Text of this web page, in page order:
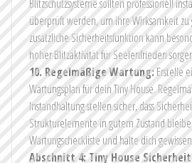
Blitzschutzsysteme sollten professionell
überprüft werden, um ihre Wirksamkeit zu
zusätzliche Sicherheitsfunktion kann
hoher Blitzaktivität für Seelenfrieden
10. Regelmäßige Wartung: Erstelle
Wartungsplan für dein Tiny House.
Instandhaltung stellen sicher, dass
Strukturelemente in gutem Zustand
Wartungscheckliste und halte dich
Abschnitt 4: Tiny House Sicherheit